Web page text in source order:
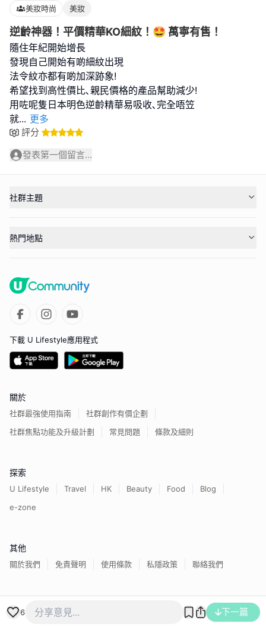
美妝時尚 美妝
逆齡神器！平價精華KO細紋！🤩 萬寧有售！
隨住年紀開始增長
發現自己開始有啲細紋出現
法令紋亦都有啲加深跡象!
希望找到高性價比､親民價格的產品幫助減少!
用咗呢隻日本明色逆齡精華易吸收､完全唔笠
就... 更多
評分
發表第一個留言...
6 下一篇
社群主題
熱門地點
下載 U Lifestyle應用程式
關於
社群最強使用指南
社群創作有價企劃
社群焦點功能及升級計劃
常見問題 條款及細則
探索
U Lifestyle Travel HK Beauty Food
Blog
e-zone
其他
關於我們 免責聲明 使用條款 私隱政策 聯絡我們
香港經濟日報版權所有©